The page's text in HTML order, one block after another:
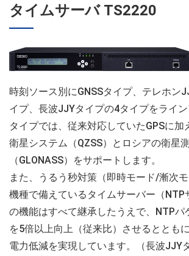
タイムサーバ TS2220
時刻ソース別にGNSSタイプ、テレホン
イプ、長波JJYタイプの4タイプをライ
タイプでは、従来対応していたGPSに加
衛星システム（QZSS）とロシアの衛星
（GLONASS）をサポートします。
また、うるう秒対策（即時モード/漸次
機種で備えているタイムサーバー（NTP
の機能はすべて継承したうえで、NTPパ
を5倍以上向上（従来比）させるととも
電力低減を実現しています。（長波JJY